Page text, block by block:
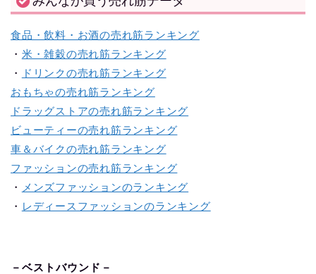
食品・飲料・お酒の売れ筋ランキング
・ 米・雑穀の売れ筋ランキング
・
ドリンクの売れ筋ランキング
おもちゃの売れ筋ランキング
ドラッグストアの売れ筋ランキング
ビューティーの売れ筋ランキング
車＆バイクの売れ筋ランキング
ファッションの売れ筋ランキング
・
メンズファッションのランキング
・ レディースファッションのランキング
－ ベス トバウン ド －